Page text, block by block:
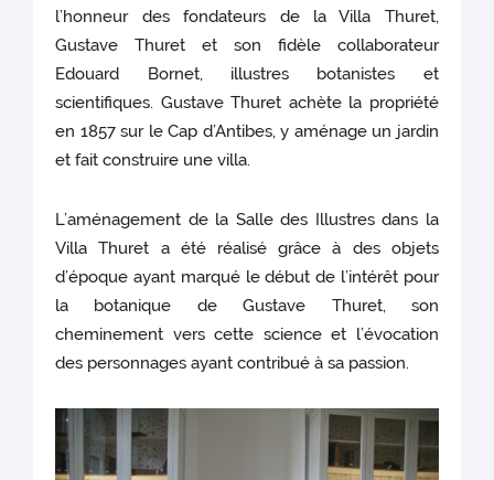
l’honneur des fondateurs de la Villa Thuret,
Gustave Thuret et son fidèle collaborateur
Edouard Bornet, illustres botanistes et
scientifiques. Gustave Thuret achète la propriété
en 1857 sur le Cap d’Antibes, y aménage un jardin
et fait construire une villa.
L’aménagement de la Salle des Illustres dans la
Villa Thuret a été réalisé grâce à des objets
d’époque ayant marqué le début de l’intérêt pour
la botanique de Gustave Thuret, son
cheminement vers cette science et l’évocation
des personnages ayant contribué à sa passion.